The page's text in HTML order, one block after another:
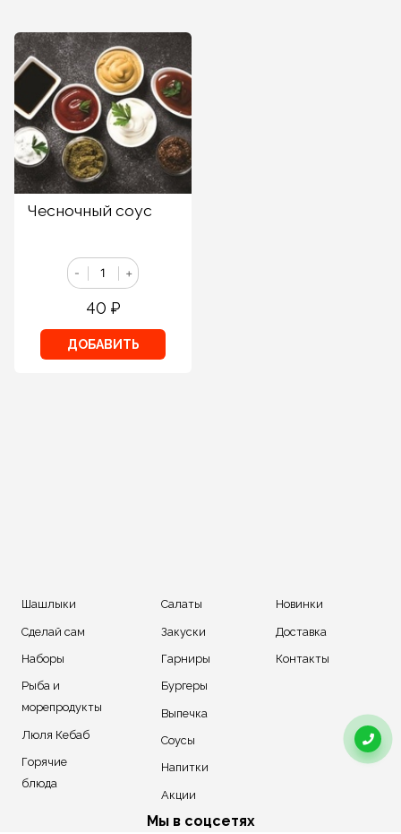
Чесночный соус
- +
40 ₽
ДОБАВИТЬ
Шашлыки
Сделай сам
Наборы
Рыба и
морепродукты
Люля Кебаб
Горячие
блюда
Салаты
Закуски
Гарниры
Бургеры
Выпечка
Соусы
Напитки
Акции
Новинки
Доставка
Контакты
Мы в соцсетях